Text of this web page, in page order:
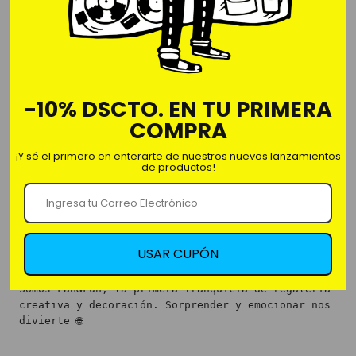
Comprar ahora
- 11 onz-325ml
- Incluye caja para regalo
Somos Fan&Fun, la primera franquicia de regalería
creativa y decoración. Sorprender y emocionar nos
divierte 🌐
-10% DSCTO. EN TU PRIMERA
COMPRA
¡Y sé el primero en enterarte de nuestros nuevos lanzamientos
de productos!
USAR CUPÓN